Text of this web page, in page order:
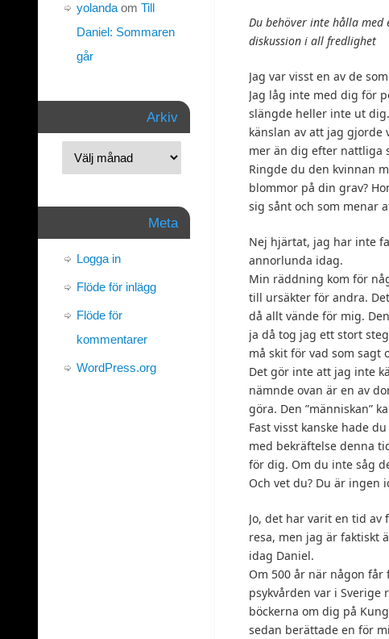
Du behöver inte hålla med
diskussion i all fredlighet
Jag var visst en av de
Jag låg inte med dig för
slängde heller inte ut
känslan av att jag gjorde
mer än dig efter nattliga
Ringde du den kvinnan
blommor på din grav?
sig sånt och som menar
Nej hjärtat, jag har inte
annorlunda idag.
Min räddning kom för
till ursäkter för andra.
då allt vände för mig.
ja då tog jag ett stort
må skit för vad som sagt
Det gör inte att jag inte
nämnde ovan är en av
göra. Den ”människan”
Fast visst kanske hade
med bekräftelse denna
för dig. Om du inte såg
Och vet du? Du är ingen
Jo, det har varit en tid
resa, men jag är faktiskt
idag Daniel.
Om 500 år när någon
psykvården var i Sverige
böckerna om dig på
sedan berättade en för
yolanda om Till
Daniel: Sommaren
går
Arkiv
Meta
Logga in
Flöde för inlägg
Flöde för
kommentarer
WordPress.org